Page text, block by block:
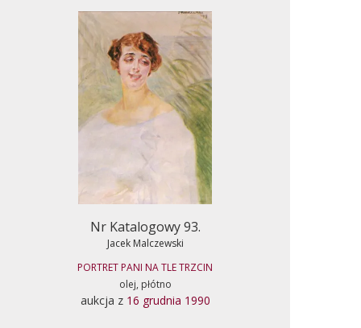
Nr Katalogowy 93.
Jacek Malczewski
PORTRET PANI NA TLE TRZCIN
olej, płótno
aukcja z 16 grudnia 1990